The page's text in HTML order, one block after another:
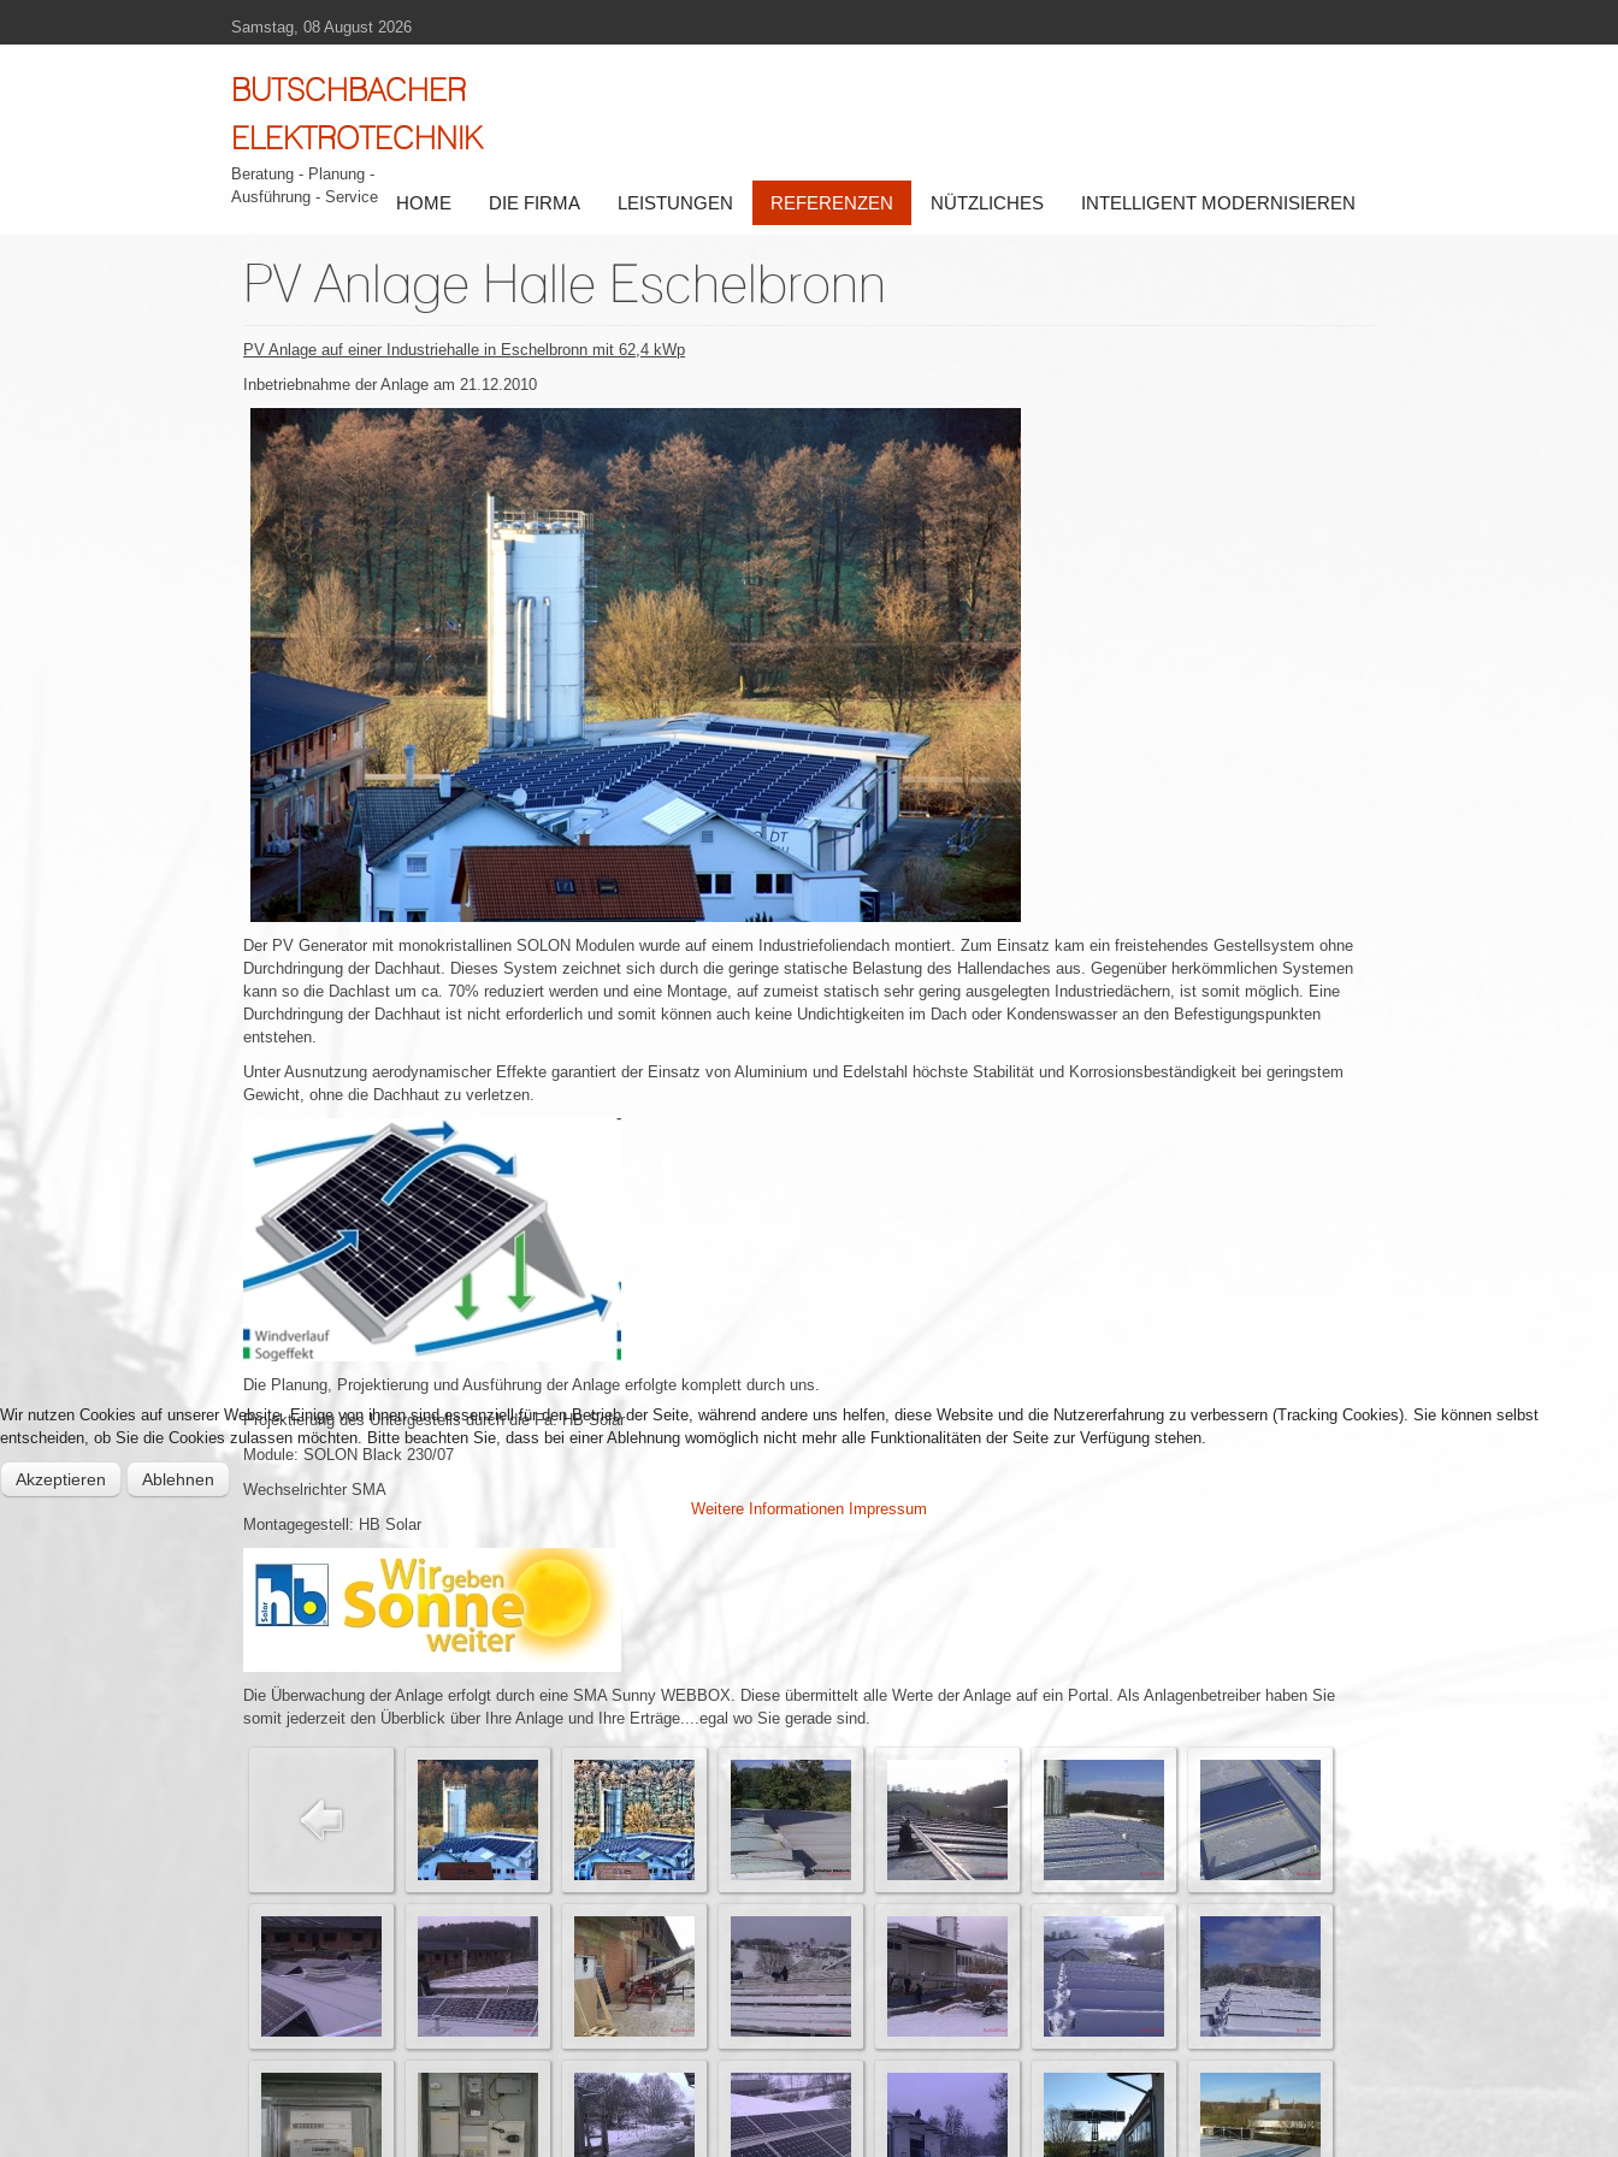
Samstag, 08 August 2026
BUTSCHBACHER
ELEKTROTECHNIK
Beratung - Planung -
Ausführung - Service
HOME DIE FIRMA LEISTUNGEN REFERENZEN NÜTZLICHES INTELLIGENT MODERNISIEREN
PV Anlage Halle Eschelbronn
PV Anlage auf einer Industriehalle in Eschelbronn mit 62,4 kWp
Inbetriebnahme der Anlage am 21.12.2010
Der PV Generator mit monokristallinen SOLON Modulen wurde auf einem Industriefoliendach montiert. Zum Einsatz kam ein freistehendes Gestellsystem ohne
Durchdringung der Dachhaut. Dieses System zeichnet sich durch die geringe statische Belastung des Hallendaches aus. Gegenüber herkömmlichen Systemen
kann so die Dachlast um ca. 70% reduziert werden und eine Montage, auf zumeist statisch sehr gering ausgelegten Industriedächern, ist somit möglich. Eine
Durchdringung der Dachhaut ist nicht erforderlich und somit können auch keine Undichtigkeiten im Dach oder Kondenswasser an den Befestigungspunkten
entstehen.
Unter Ausnutzung aerodynamischer Effekte garantiert der Einsatz von Aluminium und Edelstahl höchste Stabilität und Korrosionsbeständigkeit bei geringstem
Gewicht, ohne die Dachhaut zu verletzen.
Die Planung, Projektierung und Ausführung der Anlage erfolgte komplett durch uns.
Projektierung des Untergestells durch die Fa. HB Solar
Module: SOLON Black 230/07
Wechselrichter SMA
Montagegestell: HB Solar
Die Überwachung der Anlage erfolgt durch eine SMA Sunny WEBBOX. Diese übermittelt alle Werte der Anlage auf ein Portal. Als Anlagenbetreiber haben Sie
somit jederzeit den Überblick über Ihre Anlage und Ihre Erträge....egal wo Sie gerade sind.
Wir nutzen Cookies auf unserer Website. Einige von ihnen sind essenziell für den Betrieb der Seite, während andere uns helfen, diese Website und die Nutzererfahrung zu verbessern (Tracking Cookies). Sie können selbst
entscheiden, ob Sie die Cookies zulassen möchten. Bitte beachten Sie, dass bei einer Ablehnung womöglich nicht mehr alle Funktionalitäten der Seite zur Verfügung stehen.
Akzeptieren Ablehnen
Weitere Informationen Impressum